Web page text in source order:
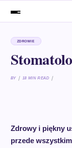
ZDROWIE
BY 18 MIN READ
Zdrowy i piękny
przede